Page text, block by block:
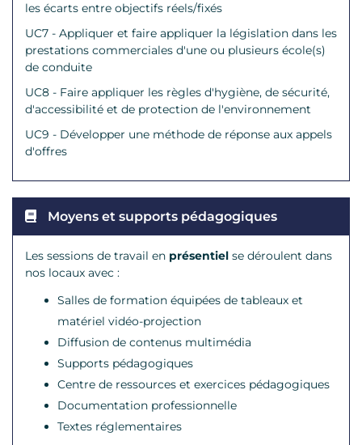
les écarts entre objectifs réels/fixés
UC7 - Appliquer et faire appliquer la législation dans les
prestations commerciales d'une ou plusieurs école(s)
de conduite
UC8 - Faire appliquer les règles d'hygiène, de sécurité,
d'accessibilité et de protection de l'environnement
UC9 - Développer une méthode de réponse aux appels
d'offres
Moyens et supports pédagogiques
Les sessions de travail en présentiel se déroulent dans
nos locaux avec :
Salles de formation équipées de tableaux et
matériel vidéo-projection
Diffusion de contenus multimédia
Supports pédagogiques
Centre de ressources et exercices pédagogiques
Documentation professionnelle
Textes réglementaires